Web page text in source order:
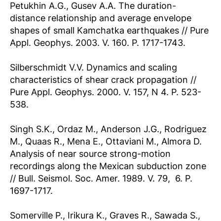
Petukhin A.G., Gusev A.A. The duration-
distance relationship and average envelope
shapes of small Kamchatka earthquakes // Pure
Appl. Geophys. 2003. V. 160. P. 1717-1743.
Silberschmidt V.V. Dynamics and scaling
characteristics of shear crack propagation //
Pure Appl. Geophys. 2000. V. 157, N 4. P. 523-
538.
Singh S.K., Ordaz M., Anderson J.G., Rodriguez
M., Quaas R., Mena E., Ottaviani M., Almora D.
Analysis of near source strong-motion
recordings along the Mexican subduction zone
// Bull. Seismol. Soc. Amer. 1989. V. 79,  6. P.
1697-1717.
Somerville P., Irikura K., Graves R., Sawada S.,